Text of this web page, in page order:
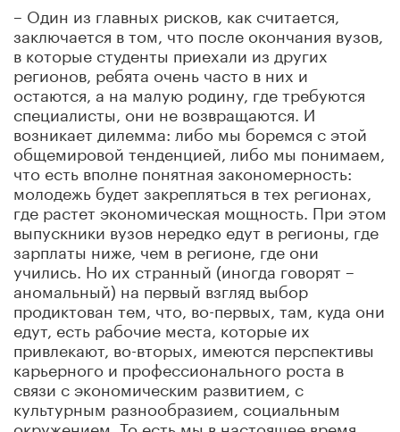
– Один из главных рисков, как считается,
заключается в том, что после окончания вузов,
в которые студенты приехали из других
регионов, ребята очень часто в них и
остаются, а на малую родину, где требуются
специалисты, они не возвращаются. И
возникает дилемма: либо мы боремся с этой
общемировой тенденцией, либо мы понимаем,
что есть вполне понятная закономерность:
молодежь будет закрепляться в тех регионах,
где растет экономическая мощность. При этом
выпускники вузов нередко едут в регионы, где
зарплаты ниже, чем в регионе, где они
учились. Но их странный (иногда говорят –
аномальный) на первый взгляд выбор
продиктован тем, что, во-первых, там, куда они
едут, есть рабочие места, которые их
привлекают, во-вторых, имеются перспективы
карьерного и профессионального роста в
связи с экономическим развитием, с
культурным разнообразием, социальным
окружением. То есть мы в настоящее время